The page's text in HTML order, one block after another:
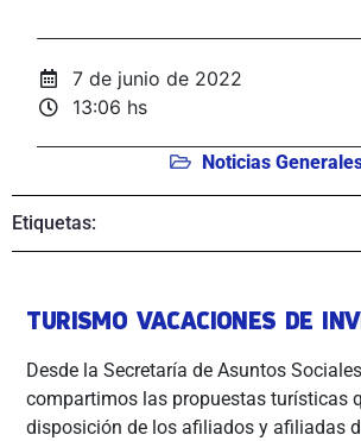
7 de junio de 2022
13:06 hs
Noticias
Etiquetas:
TURISMO VACACIONES DE
Desde la Secretaría de Asuntos
compartimos las propuestas turísticas
disposición de los afiliados y afiliadas